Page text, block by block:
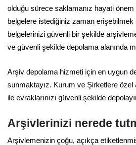
olduğu sürece saklamanız hayati önem
belgelere istediğiniz zaman erişebilmek
belgelerinizi güvenli bir şekilde
ve güvenli şekilde depolama alanında
Arşiv depolama hizmeti için en uygun
sunmaktayız. Kurum ve Şirketlere özel
ile evraklarınızı güvenli şekilde
Arşivlerinizi nerede
Arşivlemenizin çoğu, açıkça